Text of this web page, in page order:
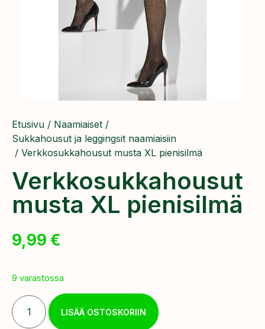
Etusivu / Naamiaiset /
Sukkahousut ja leggingsit naamiaisiin
/ Verkkosukkahousut musta XL pienisilmä
Verkkosukkahousut
musta XL pienisilmä
9,99 €
9 varastossa
LISÄÄ OSTOSKORIIN